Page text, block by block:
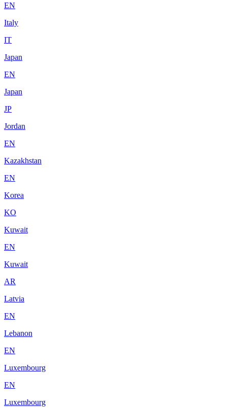
EN
Italy
IT
Japan
EN
Japan
JP
Jordan
EN
Kazakhstan
EN
Korea
KO
Kuwait
EN
Kuwait
AR
Latvia
EN
Lebanon
EN
Luxembourg
EN
Luxembourg